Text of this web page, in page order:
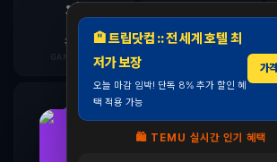
⛷️
강원
GANGWON
🏞️
충북
🎭 🌿
전남
🏨 트립닷컴 :: 전 세계 호텔 최
저가 보장
오늘 마감 임박! 단독 8% 추가 할인 혜
택 적용 가능
가
🛍️ TEMU 실시간 인기 혜택